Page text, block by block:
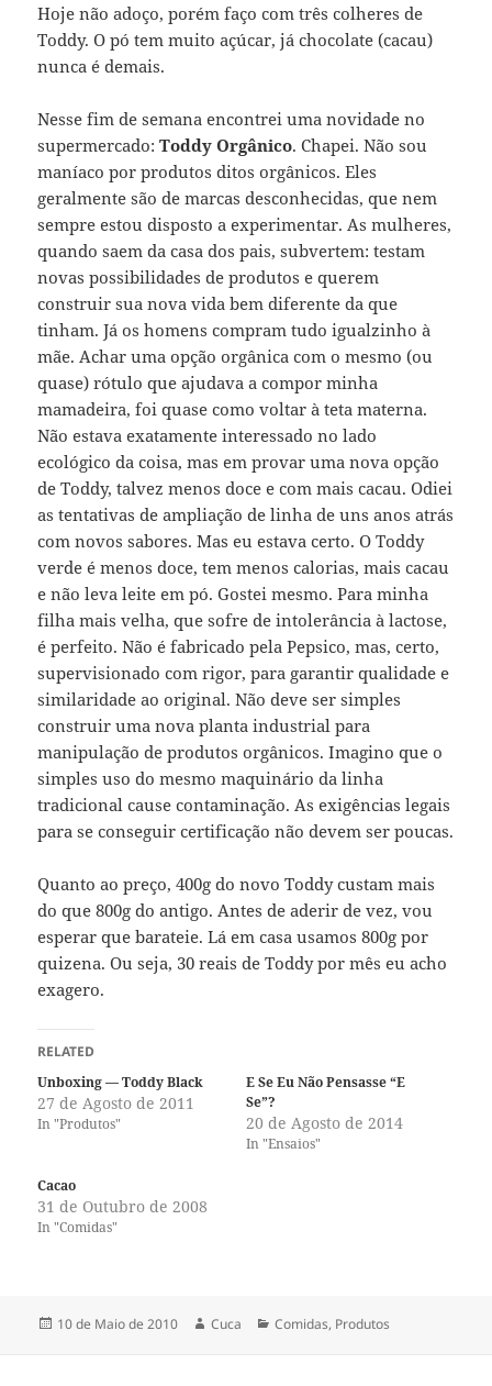
Hoje não adoço, porém faço com três colheres de
Toddy. O pó tem muito açúcar, já chocolate (cacau)
nunca é demais.
Nesse fim de semana encontrei uma novidade no
supermercado:Toddy Orgânico. Chapei. Não sou
maníaco por produtos ditos orgânicos. Eles
geralmente são de marcas desconhecidas, que nem
sempre estou disposto a experimentar. As mulheres,
quando saem da casa dos pais, subvertem: testam
novas possibilidades de produtos e querem
construir sua nova vida bem diferente da que
tinham. Já os homens compram tudo igualzinho à
mãe. Achar uma opção orgânica com o mesmo (ou
quase) rótulo que ajudava a compor minha
mamadeira, foi quase como voltar à teta materna.
Não estava exatamente interessado no lado
ecológico da coisa, mas em provar uma nova opção
de Toddy, talvez menos doce e com mais cacau. Odiei
as tentativas de ampliação de linha de uns anos atrás
com novos sabores. Mas eu estava certo. O Toddy
verde é menos doce, tem menos calorias, mais cacau
e não leva leite em pó. Gostei mesmo. Para minha
filha mais velha, que sofre de intolerância à lactose,
é perfeito. Não é fabricado pela Pepsico, mas, certo,
supervisionado com rigor, para garantir qualidade e
similaridade ao original. Não deve ser simples
construir uma nova planta industrial para
manipulação de produtos orgânicos. Imagino que o
simples uso do mesmo maquinário da linha
tradicional cause contaminação. As exigências legais
para se conseguir certificação não devem ser poucas.
Quanto ao preço, 400g do novo Toddy custam mais
do que 800g do antigo. Antes de aderir de vez, vou
esperar que barateie. Lá em casa usamos 800g por
quizena. Ou seja, 30 reais de Toddy por mês eu acho
exagero.
RELATED
Unboxing — Toddy Black
27 de Agosto de 2011
In "Produtos"
E Se Eu Não Pensasse “E
Se”?
20 de Agosto de 2014
In "Ensaios"
Cacao
31 de Outubro de 2008
In "Comidas"
Publicado
10 de Maio de 2010 Autor
Cuca Categorias
Comidas, Produtos